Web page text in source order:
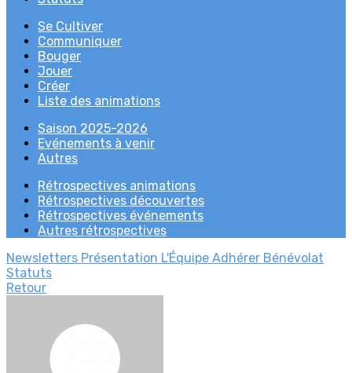
Se Cultiver
Communiquer
Bouger
Jouer
Créer
Liste des animations
Saison 2025-2026
Evénements à venir
Autres
Rétrospectives animations
Rétrospectives découvertes
Rétrospectives événements
Autres rétrospectives
Newsletters Présentation L'Équipe Adhérer Bénévolat
Statuts
Retour